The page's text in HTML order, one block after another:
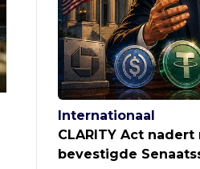
Internationaal
CLARITY Act
bevestigde